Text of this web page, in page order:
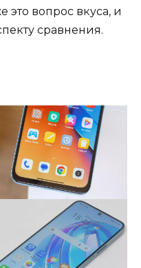
это вопрос вкуса, и
сравнения.